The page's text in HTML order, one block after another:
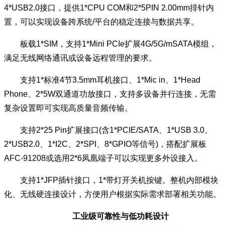
4*USB2.0接口，提供1*CPU COM和2*5PIN 2.00mm排针内
置，可以实现设备跨系统/平台的稳定连接与数据共享。
板载1*SIM，支持1*Mini PCIe扩展4G/5G/mSATA模组，
满足无线网络通讯或设备远程管理的要求。
支持1*标准4节3.5mm耳机接口、1*Mic in、1*Head
Phone、2*5W双通道功放接口，支持多设备并行连接，无需
复杂设置即可实现高质量音频传输。
支持2*25 Pin扩展接口(含1*PCIE/SATA、1*USB 3.0、
2*USB2.0、1*I2C、2*SPI、8*GPIO等信号)，搭配扩展板
AFC-91208或选用2*6凤凰端子可以实现更多外设接入。
支持1*JFP插针接口，1*带灯开关机按键。整机内部模块
化、无线硬连接设计，方便用户根据实际需求部署相关功能。
工业级可靠性与低功耗设计